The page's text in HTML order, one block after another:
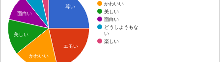
かわいい
美しい
面白い
どうしようもな
い
楽しい
尊い
エモい
面白い
美しい
かわいい